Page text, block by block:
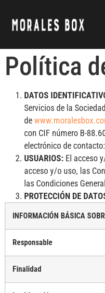
Política
DATOS
Servicios de la
de
con CIF número B-
electrónico de contacto:
USUARIOS: El acceso
acceso y/o uso, las
las Condiciones
PROTECCIÓN DE
INFORMACIÓN BÁSICA
Responsable
Finalidad